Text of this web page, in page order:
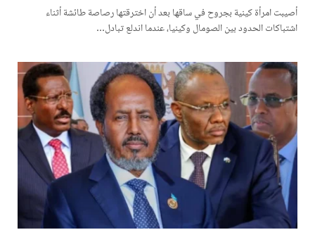
أصيبت امرأة كينية بجروح في ساقها بعد أن اخترقتها رصاصة طائشة أثناء
اشتباكات الحدود بين الصومال وكينيا، عندما اندلع تبادل…